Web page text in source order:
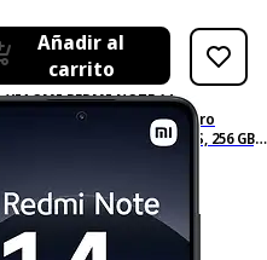
Añadir al
carrito
XIAOMI REDMI NOTE 14
6.67P/5G/8N/8+256GB/B, Negro
medianoche, Móvil HyperOS, 256 GB,
mAh